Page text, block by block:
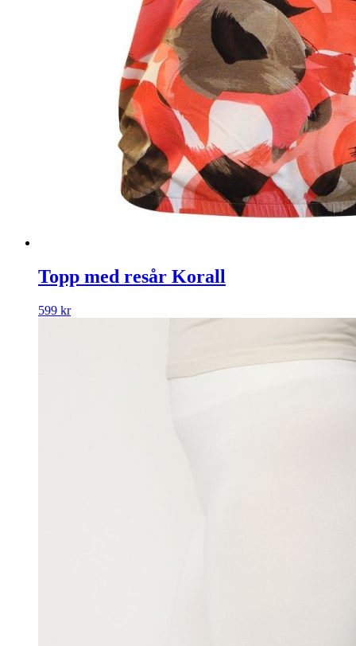
Topp med resår Korall
599 kr